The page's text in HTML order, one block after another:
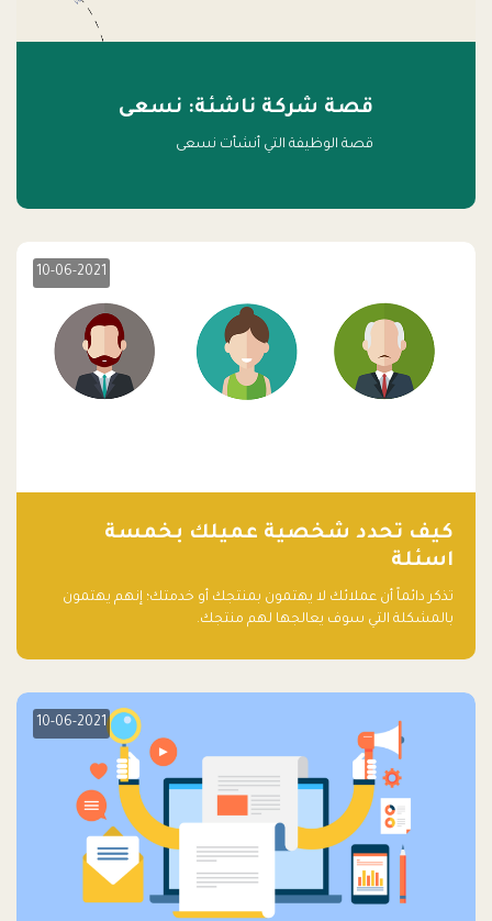
قصة شركة ناشئة: نسعى
قصة الوظيفة التي أنشأت نسعى
10-06-2021
كيف تحدد شخصية عميلك بخمسة
اسئلة
تذكر دائماً أن عملائك لا يهتمون بمنتجك أو خدمتك؛ إنهم يهتمون
بالمشكلة التي سوف يعالجها لهم منتجك.
10-06-2021